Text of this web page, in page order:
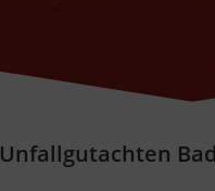
Unfallgutachten